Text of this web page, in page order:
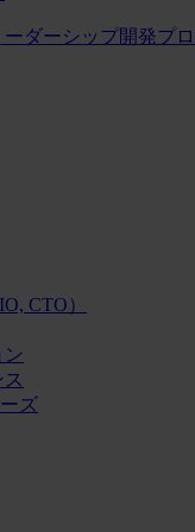
ダーシップ開発プ
CTO）
ン
ズ